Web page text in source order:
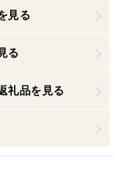
見る
る
礼品を見る